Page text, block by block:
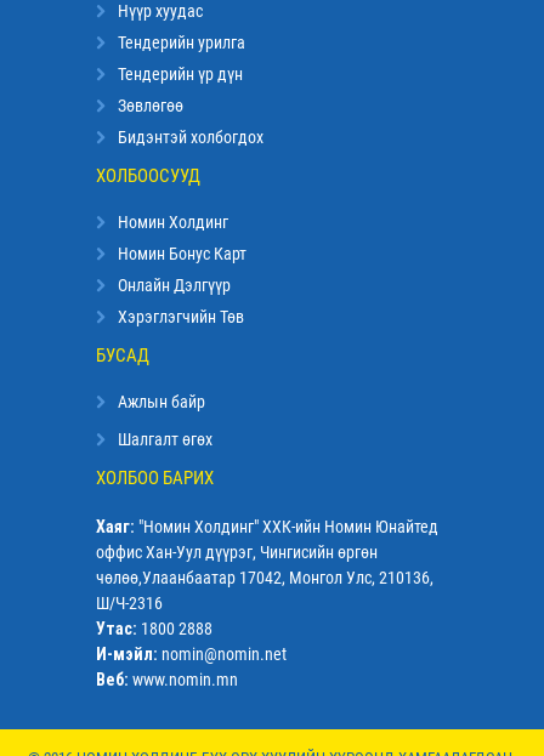
Нүүр хуудас
Тендерийн урилга
Тендерийн үр дүн
Зөвлөгөө
Бидэнтэй холбогдох
ХОЛБООСУУД
Номин Холдинг
Номин Бонус Карт
Онлайн Дэлгүүр
Хэрэглэгчийн Төв
БУСАД
Ажлын байр
Шалгалт өгөх
ХОЛБОО БАРИХ
Хаяг: "Номин Холдинг" ХХК-ийн Номин Юнайтед
оффис Хан-Уул дүүрэг, Чингисийн өргөн
чөлөө,Улаанбаатар 17042, Монгол Улс, 210136,
Ш/Ч-2316
Утас: 1800 2888
И-мэйл: nomin@nomin.net
Веб: www.nomin.mn